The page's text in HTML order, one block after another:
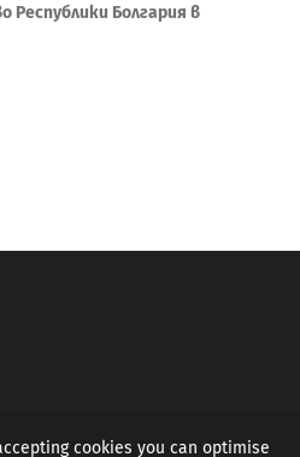
Республики Болгария в
cookies you can optimise